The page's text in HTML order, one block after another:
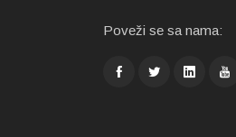
Poveži se sa nama: